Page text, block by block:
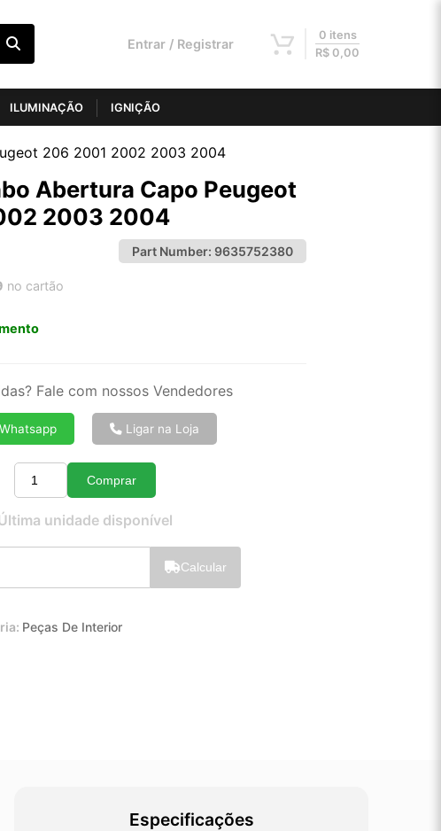
Entrar / Registrar
0 itens
R$ 0,00
ILUMINAÇÃO IGNIÇÃO
206 2001 2002 2003 2004
Abertura Capo Peugeot
2003 2004
Part Number: 9635752380
no cartão
8x de R$ 17,49
10x de R$ 14,18
12x de R$ 11,99
Fale com nossos Vendedores
Ligar na Loja
Quantidade
Comprar
unidade disponível
Calcular
Peças De Interior
Especificações